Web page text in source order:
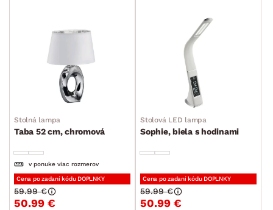
MIESTNOSŤ
SKLADOVOSŤ
Stolná lampa
Taba 52 cm, chromová
v ponuke viac rozmerov
Cena po zadaní kódu DOPLNKY
50.99 €
59.99 €
Stolová LED lampa
Sophie, biela s hodinami
Cena po zadaní kódu DOPLNKY
50.99 €
59.99 €